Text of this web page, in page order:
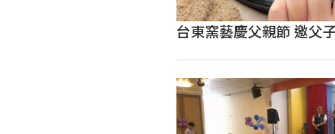
台東窯藝慶父親節 邀父